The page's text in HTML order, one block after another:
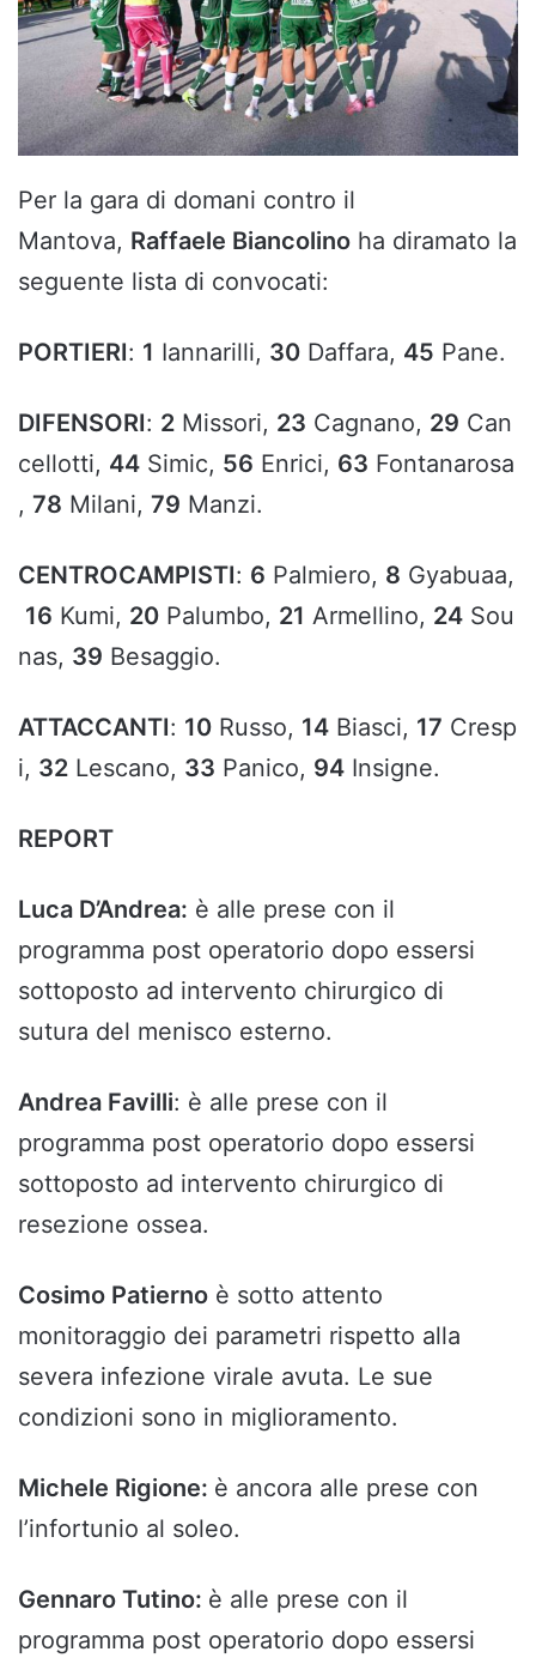
Per la gara di domani contro il
Mantova, Raffaele Biancolino ha diramato la
seguente lista di convocati:
PORTIERI: 1 Iannarilli, 30 Daffara, 45 Pane.
DIFENSORI: 2 Missori, 23 Cagnano, 29 Can
cellotti, 44 Simic, 56 Enrici, 63 Fontanarosa
, 78 Milani, 79 Manzi.
CENTROCAMPISTI: 6 Palmiero, 8 Gyabuaa,
16 Kumi, 20 Palumbo, 21 Armellino, 24 Sou
nas, 39 Besaggio.
ATTACCANTI: 10 Russo, 14 Biasci, 17 Cresp
i, 32 Lescano, 33 Panico, 94 Insigne.
REPORT
Luca D’Andrea: è alle prese con il
programma post operatorio dopo essersi
sottoposto ad intervento chirurgico di
sutura del menisco esterno.
Andrea Favilli: è alle prese con il
programma post operatorio dopo essersi
sottoposto ad intervento chirurgico di
resezione ossea.
Cosimo Patierno è sotto attento
monitoraggio dei parametri rispetto alla
severa infezione virale avuta. Le sue
condizioni sono in miglioramento.
Michele Rigione: è ancora alle prese con
l’infortunio al soleo.
Gennaro Tutino: è alle prese con il
programma post operatorio dopo essersi